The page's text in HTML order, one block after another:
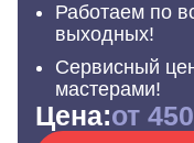
Работаем по
выходных!
Сервисный
мастерами!
Цена:от